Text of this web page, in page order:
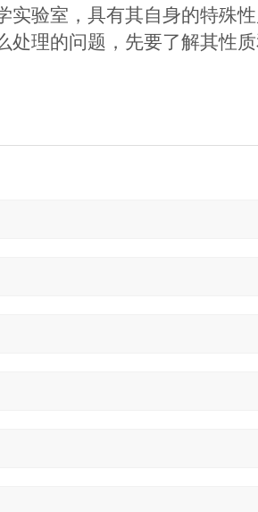
验室，具有其自身的特殊性
理的问题，先要了解其性质